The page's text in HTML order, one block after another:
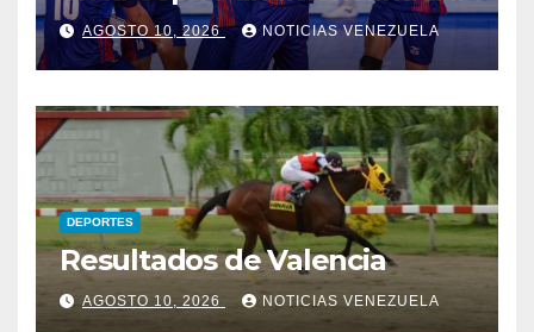
Voleibol U17
AGOSTO 10, 2026 NOTICIAS VENEZUELA
DEPORTES
Resultados de Valencia
AGOSTO 10, 2026 NOTICIAS VENEZUELA